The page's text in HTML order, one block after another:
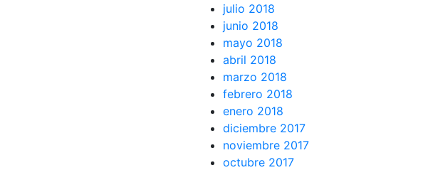
julio 2018
junio 2018
mayo 2018
abril 2018
marzo 2018
febrero 2018
enero 2018
diciembre 2017
noviembre 2017
octubre 2017